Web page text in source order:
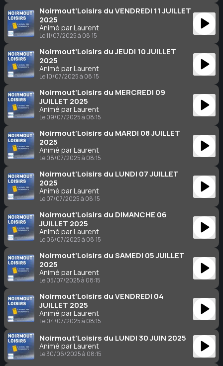
Noirmout’Loisirs du VENDREDI 11 JUILLET
2025
Animé par Laurent
Le 11/07/2025 à 08:15
Noirmout’Loisirs du JEUDI 10 JUILLET
2025
Animé par Laurent
Le 10/07/2025 à 08:15
Noirmout’Loisirs du MERCREDI 09
JUILLET 2025
Animé par Laurent
Le 09/07/2025 à 08:15
Noirmout’Loisirs du MARDI 08 JUILLET
2025
Animé par Laurent
Le 08/07/2025 à 08:15
Noirmout’Loisirs du LUNDI 07 JUILLET
2025
Animé par Laurent
Le 07/07/2025 à 08:15
Noirmout’Loisirs du DIMANCHE 06
JUILLET 2025
Animé par Laurent
Le 06/07/2025 à 08:15
Noirmout’Loisirs du SAMEDI 05 JUILLET
2025
Animé par Laurent
Le 05/07/2025 à 08:15
Noirmout’Loisirs du VENDREDI 04
JUILLET 2025
Animé par Laurent
Le 04/07/2025 à 08:15
Noirmout’Loisirs du LUNDI 30 JUIN 2025
Animé par Laurent
Le 30/06/2025 à 08:15